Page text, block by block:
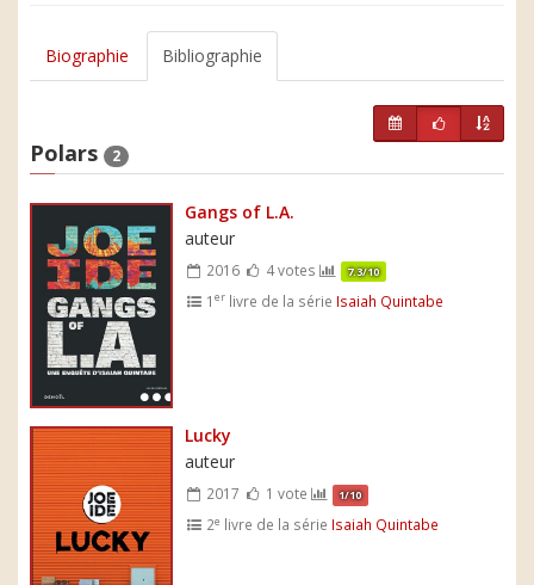
Biographie Bibliographie
Polars 2
Gangs of L.A.
auteur
2016 4 votes 7.3/10
1er livre de la série Isaiah Quintabe
Lucky
auteur
2017 1 vote 1/10
2e livre de la série Isaiah Quintabe